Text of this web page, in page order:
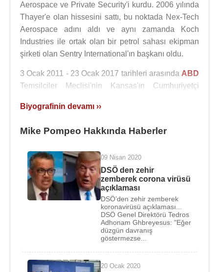
Aerospace ve Private Security'i kurdu. 2006 yılında
Thayer'e olan hissesini sattı, bu noktada Nex-Tech
Aerospace adını aldı ve aynı zamanda Koch
Industries ile ortak olan bir petrol sahası ekipman
şirketi olan Sentry International'ın başkanı oldu.
3 Ocak 2011 - 23 Ocak 2017 tarihleri arasında ABD
Temsilciler Meclisi'nin Kansas'ın Cumhuriyetçi
Donald Trump, 18 Kasım 2016 Mike Pompeo'yu
aday göstereceğini duyurdu.
20 Ocak2017 tarihindeDonald Trump ,
ABD
Başkanı olarak göreve başladıktan sonra 23 Ocak
2017'de 66-32 oyla Birleşik Devletler Senatosu
tarafından onaylandı ve Mike Pompeo,
Başkanı olarak göreve
başladıktan sonra ilk ziyaret ettiği ülkeler9 Şubat
2017 tarihinde TürkiyeveSuudi Arabistan
Biyografinin devamı ››
Mike Pompeo Hakkında Haberler
09 Nisan 2020
DSÖ den zehir
zemberek corona virüsü
açıklaması
DSÖ’den zehir zemberek
koronavirüsü açıklaması...
DSÖ Genel Direktörü Tedros
Adhonam Ghbreyesus: "Eğer
düzgün davranış
göstermezse...
20 Ocak 2020